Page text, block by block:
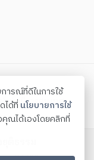
นโลยีสารสนเทศ
ารณ์ที่ดีในการใช้
ได้ที่ นโยบายการใช้
ณได้เองโดยคลิกที่